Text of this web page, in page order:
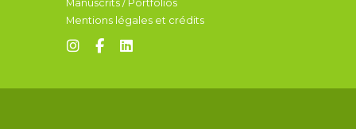
Manuscrits / Portfolios
Mentions légales et crédits